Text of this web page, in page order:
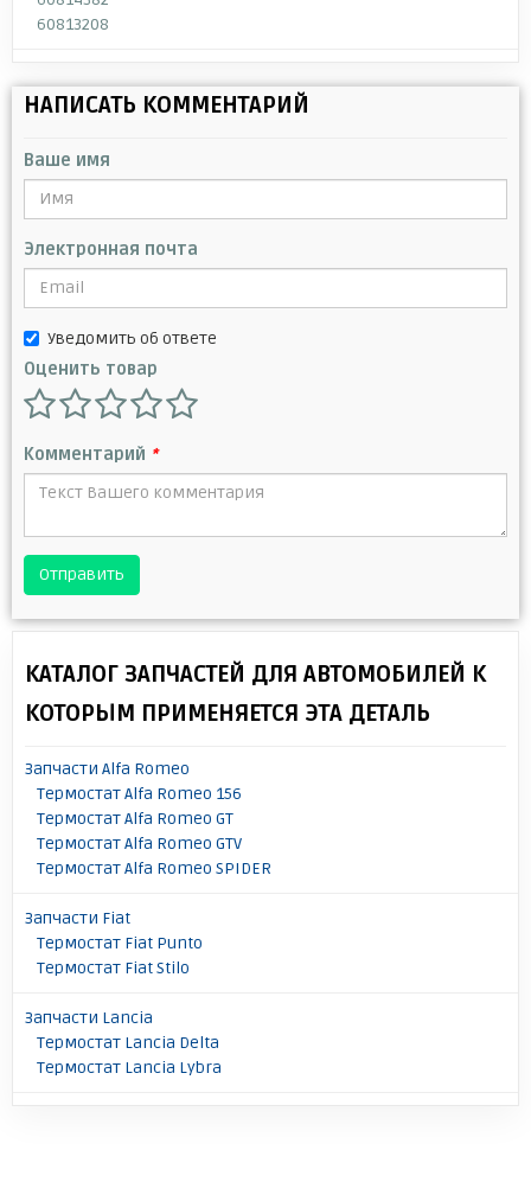
60813208
НАПИСАТЬ КОММЕНТАРИЙ
Ваше имя
Электронная почта
Уведомить об ответе
Оценить товар
Комментарий *
Отправить
КАТАЛОГ ЗАПЧАСТЕЙ ДЛЯ АВТОМОБИЛЕЙ К
КОТОРЫМ ПРИМЕНЯЕТСЯ ЭТА ДЕТАЛЬ
Запчасти Alfa Romeo
Термостат Alfa Romeo 156
Термостат Alfa Romeo GT
Термостат Alfa Romeo GTV
Термостат Alfa Romeo SPIDER
Запчасти Fiat
Термостат Fiat Punto
Термостат Fiat Stilo
Запчасти Lancia
Термостат Lancia Delta
Термостат Lancia Lybra